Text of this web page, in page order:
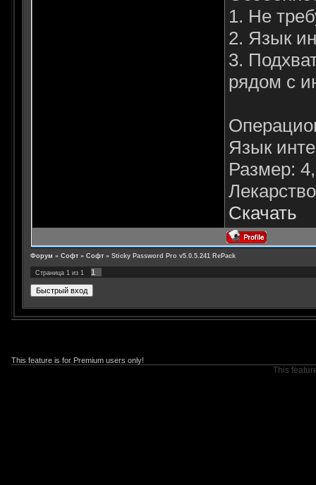
1. Не
2. Язык
3.
рядом с
Язык
Размер:
Скачать
Форум » Софт » Софт » Sticky Password Pro v5.0.5.241 RePack
Страница 1 из 1 1
This feature is for Premium users only!
This